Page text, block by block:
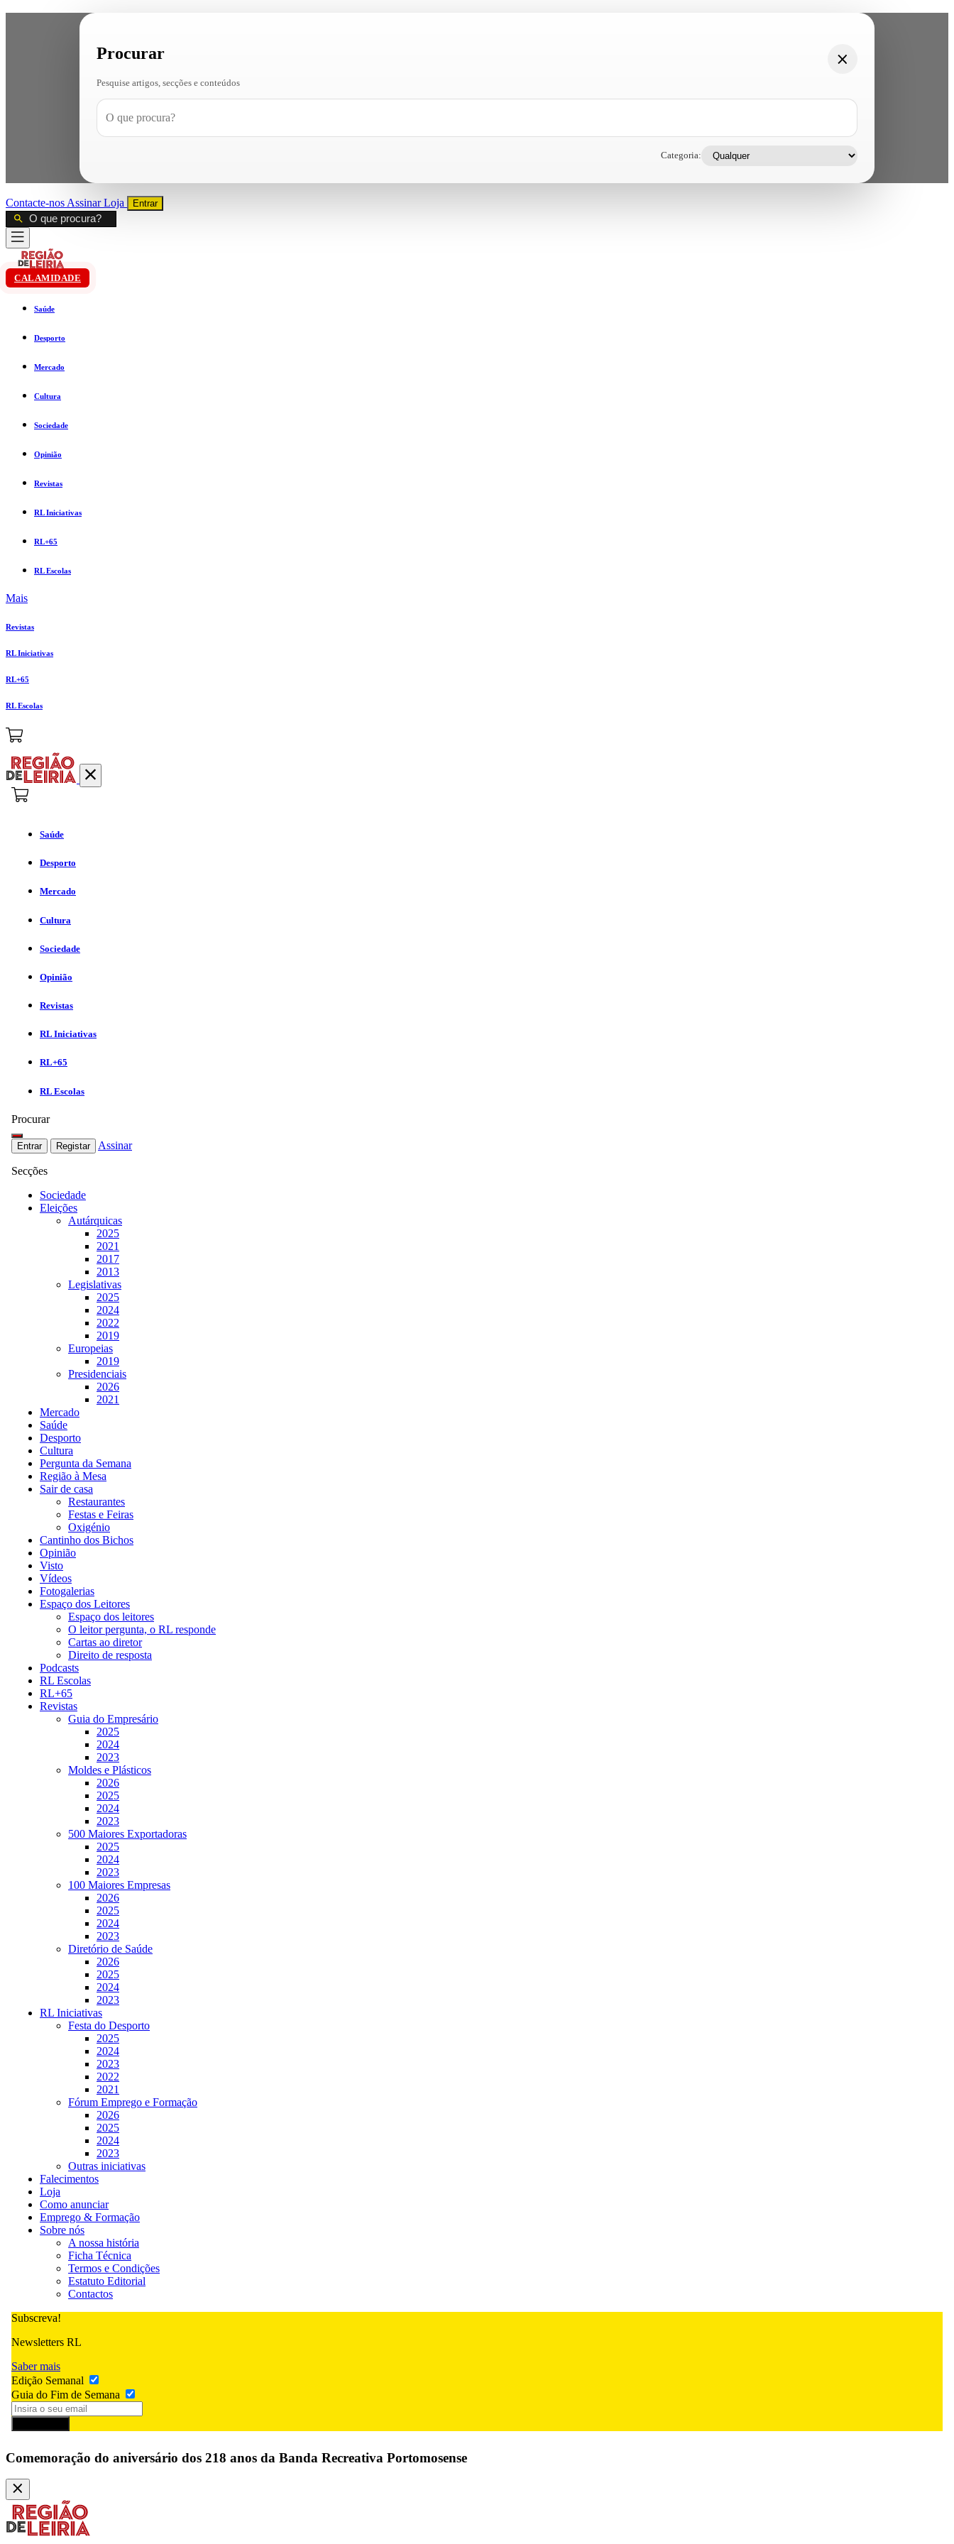
Procurar
Pesquise artigos, secções e conteúdos
Categoria:
Contacte-nos AssinarLoja Entrar
CALAMIDADE
Saúde
Desporto
Mercado
Cultura
Sociedade
Opinião
Revistas
RL Iniciativas
RL+65
RL Escolas
Mais
Revistas
RL Iniciativas
RL+65
RL Escolas
Saúde
Desporto
Mercado
Cultura
Sociedade
Opinião
Revistas
RL Iniciativas
RL+65
RL Escolas
Procurar
Entrar Registar Assinar
Secções
Sociedade
Eleições
Autárquicas
2025
2021
2017
2013
Legislativas
2025
2024
2022
2019
Europeias
2019
Presidenciais
2026
2021
Mercado
Saúde
Desporto
Cultura
Pergunta da Semana
Região à Mesa
Sair de casa
Restaurantes
Festas e Feiras
Oxigénio
Cantinho dos Bichos
Opinião
Visto
Vídeos
Fotogalerias
Espaço dos Leitores
Espaço dos leitores
O leitor pergunta, o RL responde
Cartas ao diretor
Direito de resposta
Podcasts
RL Escolas
RL+65
Revistas
Guia do Empresário
2025
2024
2023
Moldes e Plásticos
2026
2025
2024
2023
500 Maiores Exportadoras
2025
2024
2023
100 Maiores Empresas
2026
2025
2024
2023
Diretório de Saúde
2026
2025
2024
2023
RL Iniciativas
Festa do Desporto
2025
2024
2023
2022
2021
Fórum Emprego e Formação
2026
2025
2024
2023
Outras iniciativas
Falecimentos
Loja
Como anunciar
Emprego & Formação
Sobre nós
A nossa história
Ficha Técnica
Termos e Condições
Estatuto Editorial
Contactos
Subscreva!
Newsletters RL
Saber mais
Edição Semanal
Guia do Fim de Semana
Comemoração do aniversário dos 218 anos da Banda Recreativa Portomosense